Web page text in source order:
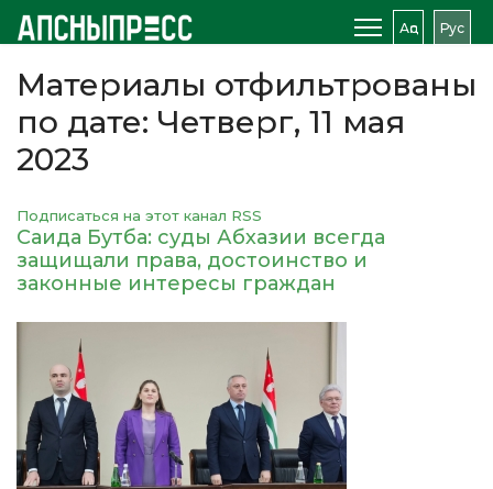
Аԥс Рус
Материалы отфильтрованы
по дате: Четверг, 11 мая
2023
Подписаться на этот канал RSS
Саида Бутба: суды Абхазии всегда
защищали права, достоинство и
законные интересы граждан